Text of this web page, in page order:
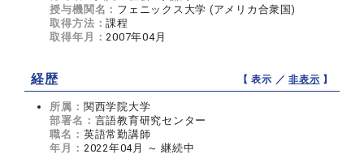
授与機関名： フェニックス大学 (アメリカ合衆国)
取得方法：課程
取得年月：2007年04月
経歴 【 表示 ／非表示 】
所属： 関西学院大学
部署名： 言語教育研究センター
職名： 英語常勤講師
年月： 2022年04月 ～ 継続中